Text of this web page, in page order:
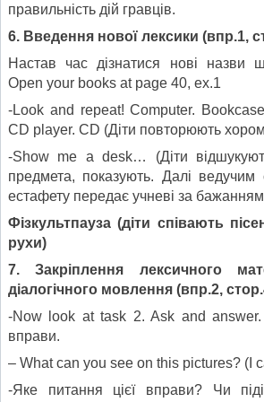
правильність дій гравців.
6. Введення нової лексики (впр.1,
Настав час дізнатися нові назви
Open your books at page 40, ex.1
-Look and repeat! Computer.
CD player. CD (Діти повторюють
-Show me a desk… (Діти
предмета, показують. Далі ведучим
естафету передає учневі за
Фізкультпауза (діти співають
рухи)
7. Закріплення лексичного
діалогічного мовлення (впр.2,
-Now look at task 2. Ask and answer.
вправи.
– What can you see on this pictures? (I
-Яке питання цієї вправи? Чи